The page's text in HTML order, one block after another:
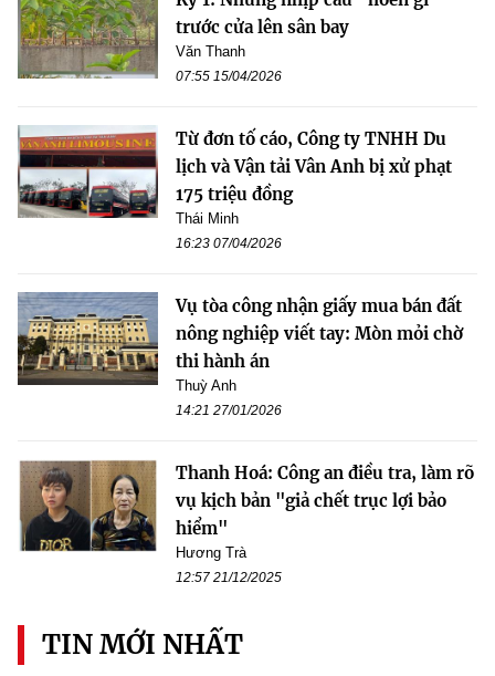
trước cửa lên sân bay
Văn Thanh
07:55 15/04/2026
Từ đơn tố cáo, Công ty TNHH Du
lịch và Vận tải Vân Anh bị xử phạt
175 triệu đồng
Thái Minh
16:23 07/04/2026
Vụ tòa công nhận giấy mua bán đất
nông nghiệp viết tay: Mòn mỏi chờ
thi hành án
Thuỳ Anh
14:21 27/01/2026
Thanh Hoá: Công an điều tra, làm rõ
vụ kịch bản "giả chết trục lợi bảo
hiểm"
Hương Trà
12:57 21/12/2025
TIN MỚI NHẤT